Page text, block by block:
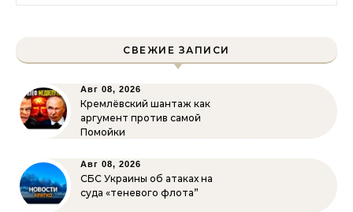
СВЕЖИЕ ЗАПИСИ
Авг 08, 2026
Кремлёвский шантаж как
аргумент против самой
Помойки
Авг 08, 2026
СБС Украины об атаках на
суда «теневого флота”